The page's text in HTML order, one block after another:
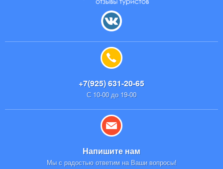
+7(925) 631-20-65
С 10-00 до 19-00
Напишите нам
Мы с радостью ответим на Ваши вопросы!